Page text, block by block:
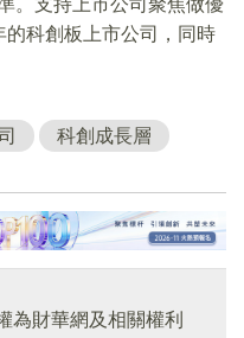
。支持上市公司聚焦做優
科創板上市公司，同時
科創成長層
為財華網及相關權利